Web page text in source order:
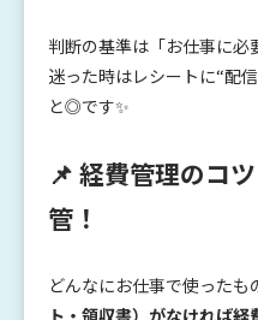
判断の基準は「お仕事に必
迷った時はレシートに“配
と◎です✨
📌 経費管理のコ
管！
どんなにお仕事で使ったも